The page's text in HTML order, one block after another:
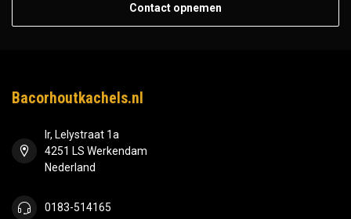
Contact opnemen
Bacorhoutkachels.nl
Ir, Lelystraat 1a
4251 LS Werkendam
Nederland
0183-514165